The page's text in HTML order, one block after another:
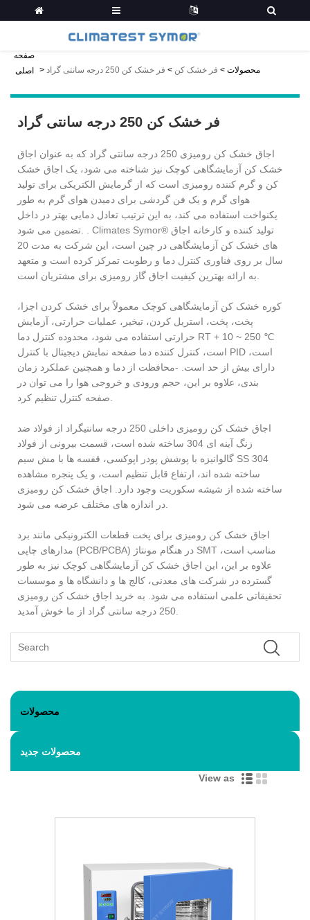
صفحه
اصلی
> محصولات > فر خشک کن > فر خشک کن 250 درجه سانتی گراد
فر خشک کن 250 درجه سانتی گراد
اجاق خشک کن رومیزی 250 درجه سانتی گراد که به عنوان اجاق
خشک کن آزمایشگاهی کوچک نیز شناخته می شود، یک اجاق خشک
کن و گرم کننده رومیزی است که از گرمایش الکتریکی برای تولید
هوای گرم و یک فن گردشی برای دمیدن هوای گرم به طور
یکنواخت استفاده می کند، به این ترتیب تعادل دمایی بهتر در داخل
تضمین می شود. . Climates Symor® تولید کننده و کارخانه اجاق
های خشک کن آزمایشگاهی در چین است، این شرکت به مدت 20
سال بر روی فناوری کنترل دما و رطوبت تمرکز کرده است و متعهد
کوره خشک کن آزمایشگاهی کوچک معمولاً برای خشک کردن اجزا،
پخت، پخت، استریل کردن، تبخیر، عملیات حرارتی، آزمایش
حرارتی استفاده می شود، محدوده کنترل دما RT + 10 ~ 250 ℃
است، کنترل کننده دما صفحه نمایش دیجیتال با کنترل PID است،
دارای بیش از حد است. -محافظت از دما و همچنین عملکرد زمان
بندی، علاوه بر این، حجم ورودی و خروجی هوا را می توان در
اجاق خشک کن رومیزی داخلی 250 درجه سانتیگراد از فولاد ضد
زنگ آینه ای 304 ساخته شده است، قسمت بیرونی از فولاد
گالوانیزه با پوشش پودر اپوکسی، قفسه ها با مش سیم SS 304
ساخته شده اند، ارتفاع قابل تنظیم است، و یک پنجره مشاهده
ساخته شده از شیشه سکوریت وجود دارد. اجاق خشک کن رومیزی
اجاق خشک کن رومیزی برای پخت قطعات الکترونیکی مانند برد
مدارهای چاپی (PCB/PCBA) در هنگام مونتاژ SMT مناسب است،
علاوه بر این، این اجاق خشک کن آزمایشگاهی کوچک نیز به طور
گسترده در شرکت های معدنی، کالج ها و دانشگاه ها و موسسات
تحقیقاتی علمی استفاده می شود. به خرید اجاق خشک کن رومیزی
محصولات
محصولات جدید
View as